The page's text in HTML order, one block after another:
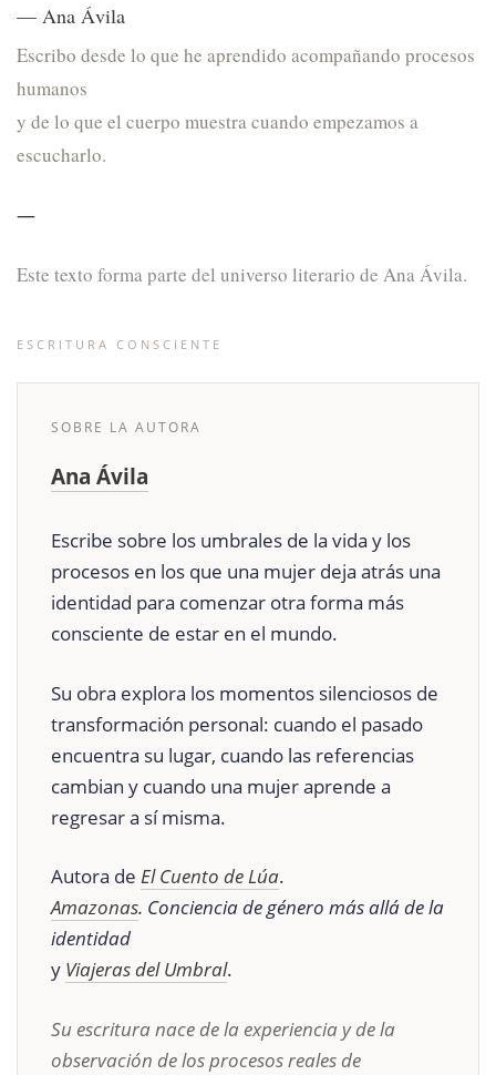
— Ana Ávila
Escribo desde lo que he aprendido acompañando procesos
humanos
y de lo que el cuerpo muestra cuando empezamos a
escucharlo.
—
Este texto forma parte del universo literario de Ana Ávila.
ESCRITURA CONSCIENTE
SOBRE LA AUTORA
Ana Ávila
Escribe sobre los umbrales de la vida y los
procesos en los que una mujer deja atrás una
identidad para comenzar otra forma más
consciente de estar en el mundo.
Su obra explora los momentos silenciosos de
transformación personal: cuando el pasado
encuentra su lugar, cuando las referencias
cambian y cuando una mujer aprende a
regresar a sí misma.
Autora de El Cuento de Lúa.
Amazonas. Conciencia de género más allá de la
identidad
y Viajeras del Umbral.
Su escritura nace de la experiencia y de la
observación de los procesos reales de